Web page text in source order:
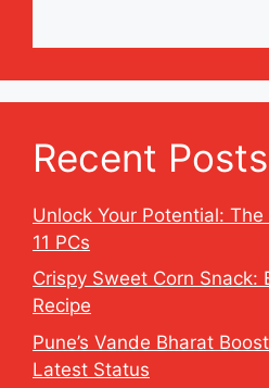
Recent Posts
Unlock Your Potential:
11 PCs
Crispy Sweet Corn Snack:
Recipe
Pune’s Vande Bharat
Latest Status